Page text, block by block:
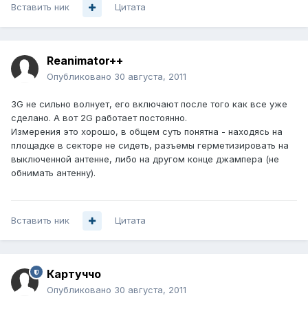
Вставить ник Цитата
Reanimator++
Опубликовано 30 августа, 2011
3G не сильно волнует, его включают после того как все уже
сделано. А вот 2G работает постоянно.
Измерения это хорошо, в общем суть понятна - находясь на
площадке в секторе не сидеть, разъемы герметизировать на
выключенной антенне, либо на другом конце джампера (не
обнимать антенну).
Вставить ник Цитата
Картуччо
Опубликовано 30 августа, 2011